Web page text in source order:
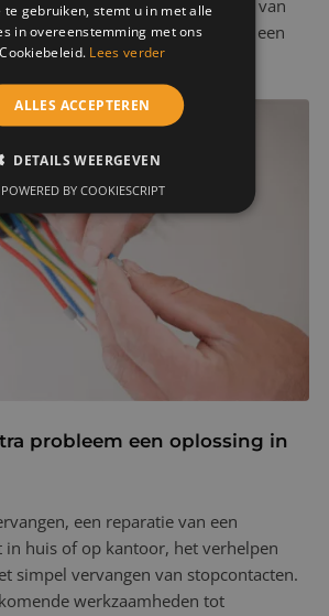
van Rucphen. Verstand van
gerichte werkzaamheden, met een
touch.
probleem een oplossing in
een reparatie van een
in huis of op kantoor, het verhelpen
simpel vervangen van stopcontacten.
werkzaamheden tot
te gebruiken, stemt u in met alle
in overeenstemming met ons
Cookiebeleid. Lees verder
ALLES ACCEPTEREN
DETAILS WEERGEVEN
POWERED BY COOKIESCRIPT